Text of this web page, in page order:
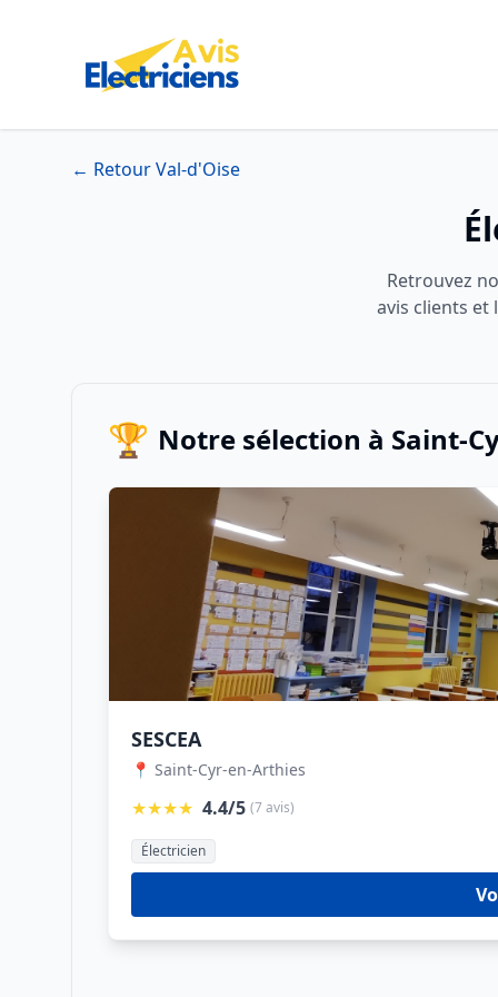
← Retour Val-d'Oise
Retrouvez
avis clients
🏆 Notre sélection à Saint-
SESCEA
📍 Saint-Cyr-en-Arthies
★★★★ 4.4/5 (7 avis)
Électricien